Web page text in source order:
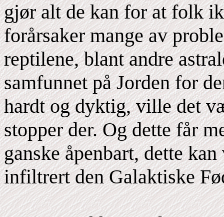
gjør alt de kan for at folk
forårsaker mange av
reptilene, blant andre
samfunnet på Jorden for
hardt og dyktig, ville det
stopper der. Og dette får
ganske åpenbart, dette
infiltrert den Galaktiske